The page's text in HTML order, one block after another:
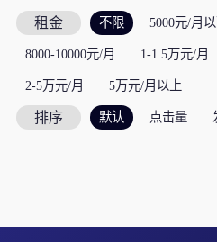
租金 不限 5000元/月
8000-10000元/月 1-1.5万元/月
2-5万元/月 5万元/月以上
排序 默认 点击量